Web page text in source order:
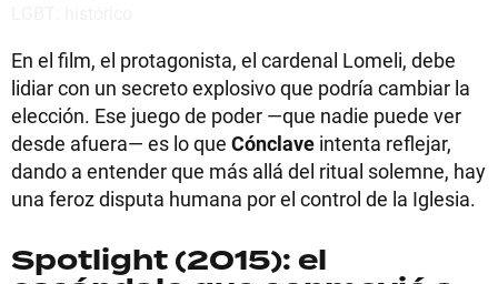
En el film, el protagonista, el cardenal Lomeli, debe
lidiar con un secreto explosivo que podría cambiar la
elección. Ese juego de poder —que nadie puede ver
desde afuera— es lo que Cónclave intenta reflejar,
dando a entender que más allá del ritual solemne, hay
una feroz disputa humana por el control de la Iglesia.
Spotlight (2015): el